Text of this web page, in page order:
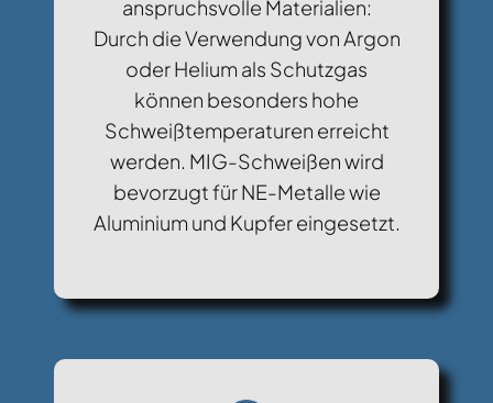
anspruchsvolle Materialien:
Durch die Verwendung von Argon
oder Helium als Schutzgas
können besonders hohe
Schweißtemperaturen erreicht
werden. MIG-Schweißen wird
bevorzugt für NE-Metalle wie
Aluminium und Kupfer eingesetzt.